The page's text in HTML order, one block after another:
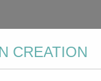
CREATION